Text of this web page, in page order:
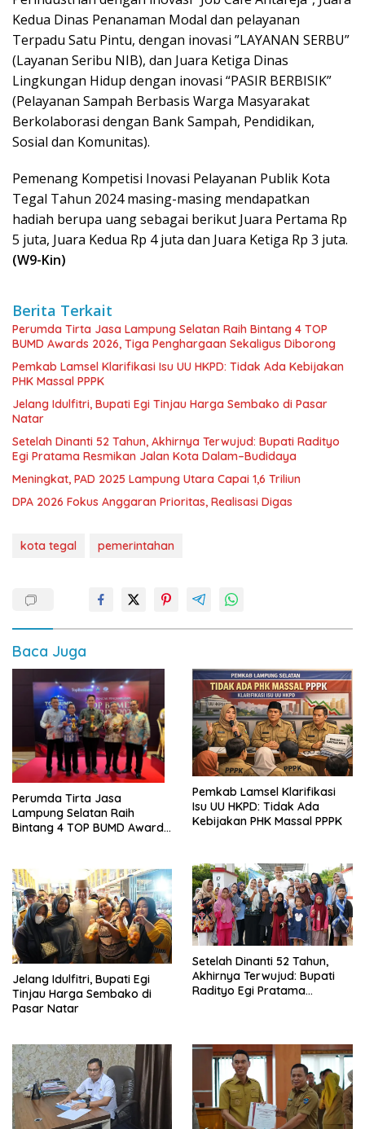
Kedua Dinas Penanaman Modal dan pelayanan
Terpadu Satu Pintu, dengan inovasi ”LAYANAN SERBU”
(Layanan Seribu NIB), dan Juara Ketiga Dinas
Lingkungan Hidup dengan inovasi “PASIR BERBISIK”
(Pelayanan Sampah Berbasis Warga Masyarakat
Berkolaborasi dengan Bank Sampah, Pendidikan,
Sosial dan Komunitas).
Pemenang Kompetisi Inovasi Pelayanan Publik Kota
Tegal Tahun 2024 masing-masing mendapatkan
hadiah berupa uang sebagai berikut Juara Pertama Rp
5 juta, Juara Kedua Rp 4 juta dan Juara Ketiga Rp 3 juta.
(W9-Kin)
Berita Terkait
Perumda Tirta Jasa Lampung Selatan Raih Bintang 4 TOP
BUMD Awards 2026, Tiga Penghargaan Sekaligus Diborong
Pemkab Lamsel Klarifikasi Isu UU HKPD: Tidak Ada Kebijakan
PHK Massal PPPK
Jelang Idulfitri, Bupati Egi Tinjau Harga Sembako di Pasar
Natar
Setelah Dinanti 52 Tahun, Akhirnya Terwujud: Bupati Radityo
Egi Pratama Resmikan Jalan Kota Dalam–Budidaya
Meningkat, PAD 2025 Lampung Utara Capai 1,6 Triliun
DPA 2026 Fokus Anggaran Prioritas, Realisasi Digas
kota tegal pemerintahan
Baca Juga
Perumda Tirta Jasa
Lampung Selatan Raih
Bintang 4 TOP BUMD Awards
Pemkab Lamsel Klarifikasi
Isu UU HKPD: Tidak Ada
Kebijakan PHK Massal PPPK
Jelang Idulfitri, Bupati Egi
Tinjau Harga Sembako di
Pasar Natar
Setelah Dinanti 52 Tahun,
Akhirnya Terwujud: Bupati
Radityo Egi Pratama